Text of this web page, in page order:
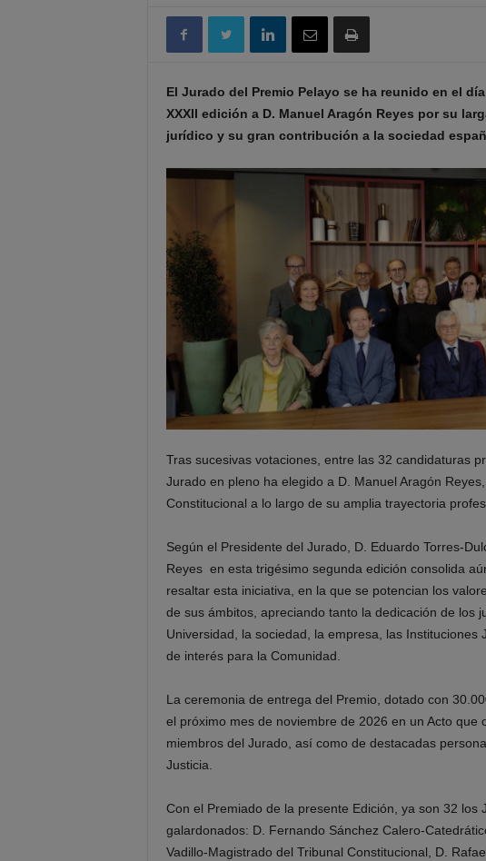
El Jurado del Premio Pelayo se ha reunido en el
XXXII edición a D. Manuel Aragón Reyes por su
jurídico y su gran contribución a la sociedad
Tras sucesivas votaciones, entre las 32 candidaturas
Jurado en pleno ha elegido a D. Manuel Aragón
Constitucional a lo largo de su amplia trayectoria
Según el Presidente del Jurado, D. Eduardo Torres-
Reyes en esta trigésimo segunda edición consolida
resaltar esta iniciativa, en la que se potencian los
de sus ámbitos, apreciando tanto la dedicación de los
Universidad, la sociedad, la empresa, las
de interés para la Comunidad.
La ceremonia de entrega del Premio, dotado con
el próximo mes de noviembre de 2026 en un Acto que
miembros del Jurado, así como de destacadas
Justicia.
Con el Premiado de la presente Edición, ya son 32 los
galardonados: D. Fernando Sánchez Calero-
Vadillo-Magistrado del Tribunal Constitucional, D.